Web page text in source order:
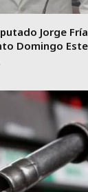
Jorge
Domingo Este